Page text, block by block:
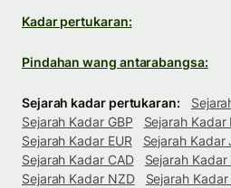
Kadar pertukaran:
Pindahan wang antarabangsa:
Sejarah kadar pertukaran:
Sejarah Kadar GBP
Sejarah Kadar
Sejarah Kadar EUR
Sejarah Kadar
Sejarah Kadar CAD
Sejarah Kadar
Sejarah Kadar NZD
Sejarah Kadar